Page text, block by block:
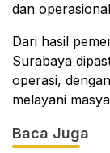
dan
Dari hasil
Surabaya
operasi,
melayani
Baca Juga